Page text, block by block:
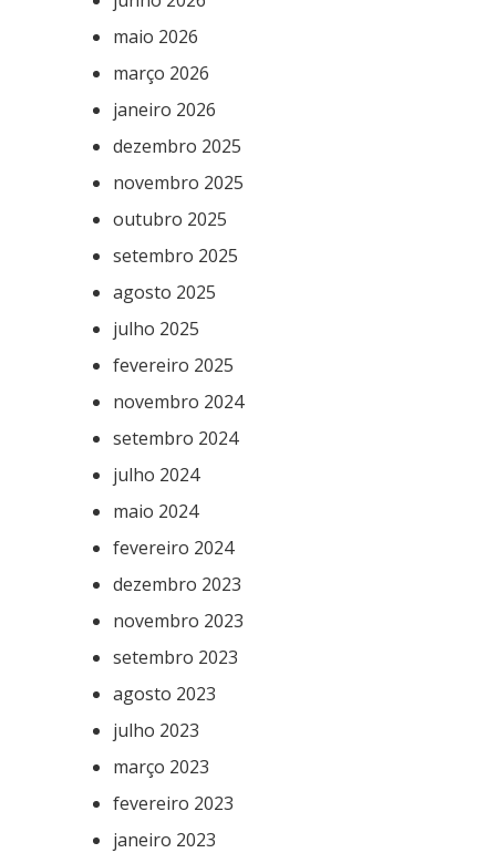
maio 2026
março 2026
janeiro 2026
dezembro 2025
novembro 2025
outubro 2025
setembro 2025
agosto 2025
julho 2025
fevereiro 2025
novembro 2024
setembro 2024
julho 2024
maio 2024
fevereiro 2024
dezembro 2023
novembro 2023
setembro 2023
agosto 2023
julho 2023
março 2023
fevereiro 2023
janeiro 2023